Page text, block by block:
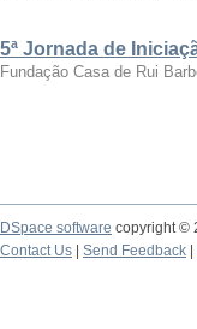
5ª Jornada de
Fundação Casa de Rui
DSpace software copyright ©
Contact Us
Send Feedback